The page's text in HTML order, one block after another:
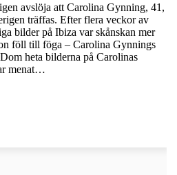
avslöja att Carolina Gynning, 41,
träffas. Efter flera veckor av
bilder på Ibiza var skånskan mer
föll till föga ­­– Carolina Gynnings
heta bilderna på Carolinas
menat…